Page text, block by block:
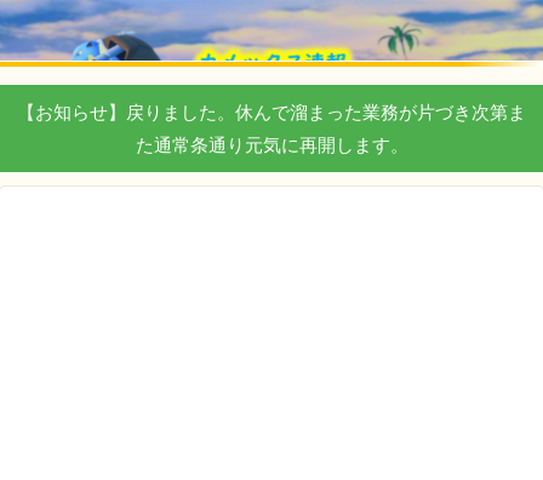
【お知らせ】戻りました。休んで溜まった業務が片づき次第ま
た通常条通り元気に再開します。